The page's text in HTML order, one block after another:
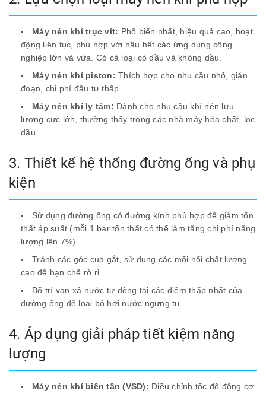
Máy nén khí trục vít: Phổ biến nhất, hiệu quả cao, hoạt
động liên tục, phù hợp với hầu hết các ứng dụng công
nghiệp lớn và vừa. Có cả loại có dầu và không dầu.
Máy nén khí piston: Thích hợp cho nhu cầu nhỏ, gián
đoạn, chi phí đầu tư thấp.
Máy nén khí ly tâm: Dành cho nhu cầu khí nén lưu
lượng cực lớn, thường thấy trong các nhà máy hóa chất, lọc
dầu.
3. Thiết kế hệ thống đường ống và phụ
kiện
Sử dụng đường ống có đường kính phù hợp để giảm tổn
thất áp suất (mỗi 1 bar tổn thất có thể làm tăng chi phí năng
lượng lên 7%).
Tránh các góc cua gắt, sử dụng các mối nối chất lượng
cao để hạn chế rò rỉ.
Bố trí van xả nước tự động tại các điểm thấp nhất của
đường ống để loại bỏ hơi nước ngưng tụ.
4. Áp dụng giải pháp tiết kiệm năng
lượng
Máy nén khí biến tần (VSD): Điều chỉnh tốc độ động cơ